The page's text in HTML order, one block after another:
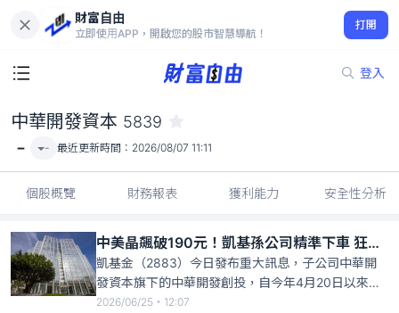
財富自由
立即使用APP，開啟您的股市智慧導航！
打開
登入
-
中華開發資本 5839
- - 最近更新時間： 2026/08/07 11:11
個股概覽 財務報表 獲利能力 安全性分析
中美晶飆破190元！凱基孫公司精準下車 狂砍1953張大賺近2億
凱基金（2883）今日發布重大訊息，子公司中華開
發資本旗下的中華開發創投，自今年4月20日以來，
持續處分持有的中美晶（5483）股票累計達1953
2026/06/25・12:07